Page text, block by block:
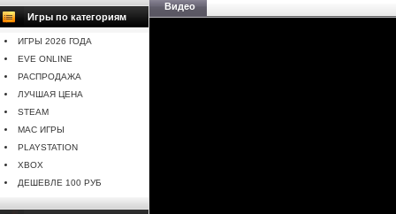
Игры по категориям
ИГРЫ 2026 ГОДА
EVE ONLINE
РАСПРОДАЖА
ЛУЧШАЯ ЦЕНА
STEAM
MAC ИГРЫ
PLAYSTATION
XBOX
ДЕШЕВЛЕ 100 РУБ
Видео